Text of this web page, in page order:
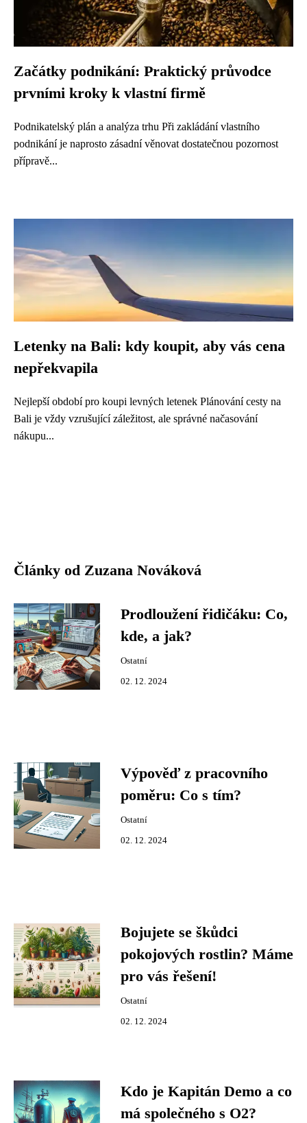
Začátky podnikání: Praktický průvodce
prvními kroky k vlastní firmě
Podnikatelský plán a analýza trhu Při zakládání vlastního
podnikání je naprosto zásadní věnovat dostatečnou pozornost
přípravě...
Letenky na Bali: kdy koupit, aby vás cena
nepřekvapila
Nejlepší období pro koupi levných letenek Plánování cesty na
Bali je vždy vzrušující záležitost, ale správné načasování
nákupu...
Články od Zuzana Nováková
Prodloužení řidičáku: Co,
kde, a jak?
Ostatní
02. 12. 2024
Výpověď z pracovního
poměru: Co s tím?
Ostatní
02. 12. 2024
Bojujete se škůdci
pokojových rostlin? Máme
pro vás řešení!
Ostatní
02. 12. 2024
Kdo je Kapitán Demo a co
má společného s O2?